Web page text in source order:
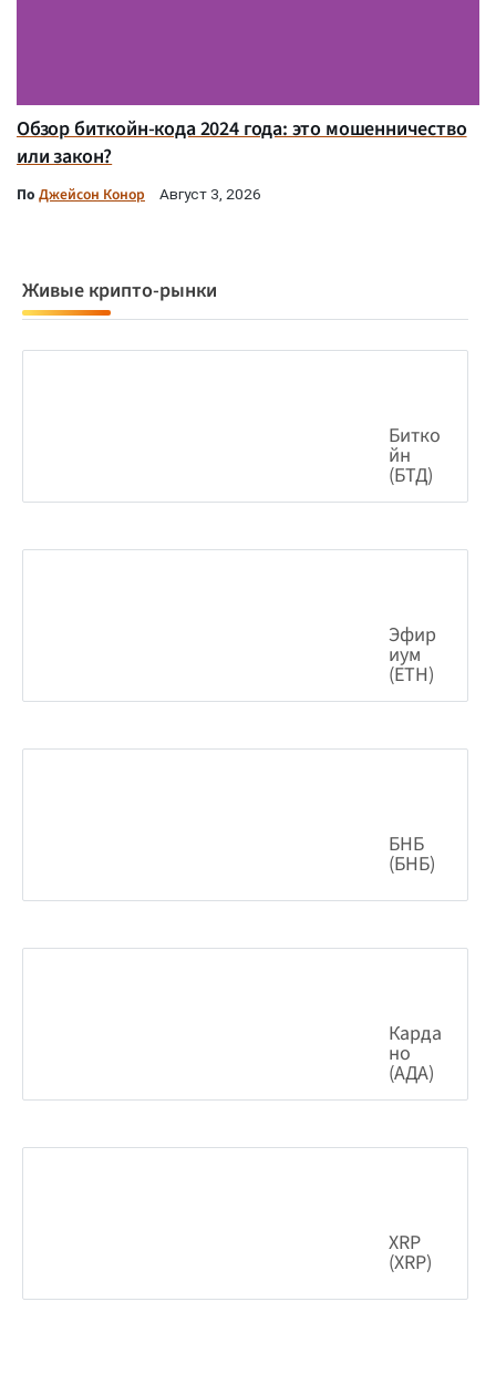
Обзор биткойн-кода 2024 года: это мошенничество
или закон?
По Джейсон Конор Август 3, 2026
Живые крипто-рынки
Битко
йн
(БТД)
64,550.75 0.50%
Эфир
иум
(ETH)
1,908.96 0.28%
БНБ
(БНБ)
587.99 1.15%
Карда
но
(АДА)
0.200863 6.19%
XRP
(XRP)